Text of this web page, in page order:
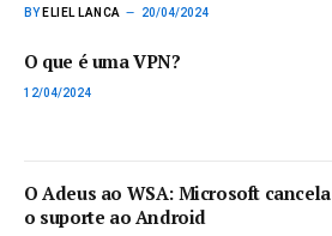
BY ELIEL LANCA 20/04/2024
O que é uma VPN?
12/04/2024
O Adeus ao WSA: Microsoft cancela
o suporte ao Android